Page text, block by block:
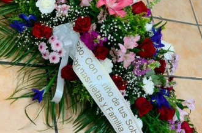
AÑADIR AL CARRITO / VISTA RAPIDA